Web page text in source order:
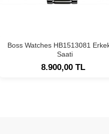
Boss Watches HB1513081
Saati
8.900,00 TL